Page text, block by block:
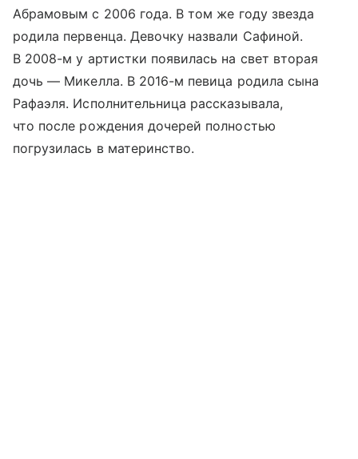
Абрамовым с 2006 года. В том же году звезда
родила первенца. Девочку назвали Сафиной.
В 2008-м у артистки появилась на свет вторая
дочь — Микелла. В 2016-м певица родила сына
Рафаэля. Исполнительница рассказывала,
что после рождения дочерей полностью
погрузилась в материнство.